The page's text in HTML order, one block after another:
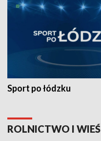
Sport po łódzku
ROLNICTWO I WIEŚ